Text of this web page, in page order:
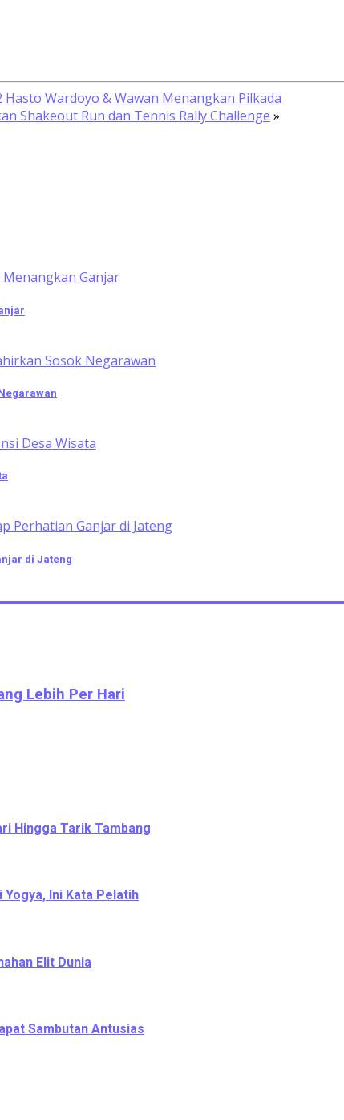
Hasto Wardoyo & Wawan Menangkan Pilkada
Shakeout Run dan Tennis Rally Challenge »
di Jateng
Lebih Per Hari
Hingga Tarik Tambang
Ini Kata Pelatih
Elit Dunia
Sambutan Antusias